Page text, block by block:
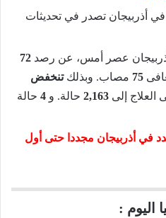
في أذربيجان تصدر في تحديثات
عصر أمس، عن رصد 72
75 مصاب. وبذلكتنخفض
العلاج إلى 2,163 حالة. و 4 حالة
في أذربيجان مجددا حتى أول
اليوم :